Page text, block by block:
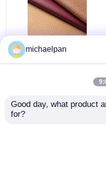
Litchi Leather Fabric
1,2mm Kain Kulit
michaelpan
Good day, what product
for?